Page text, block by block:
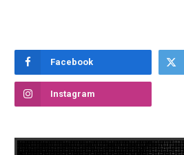
Facebook
Instagram